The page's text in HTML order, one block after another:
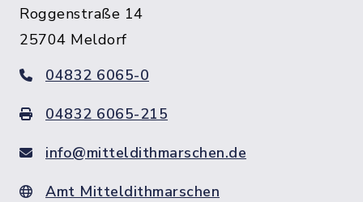
Roggenstraße 14
25704 Meldorf
04832 6065-0
04832 6065-215
info@mitteldithmarschen.de
Amt Mitteldithmarschen